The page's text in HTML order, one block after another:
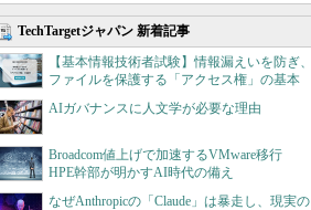
TechTargetジャパン 新着記事
【基本情報技術者試験】情報漏えいを防ぎ、
ファイルを保護する「アクセス権」の基本
AIガバナンスに人文学が必要な理由
Broadcom値上げで加速するVMware移行
HPE幹部が明かすAI時代の備え
なぜAnthropicの「Claude」は暴走し、現実の